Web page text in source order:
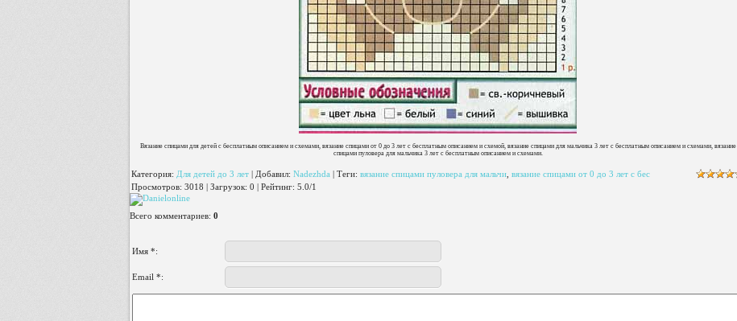
Вязание спицами для детей с бесплатным описанием и схемами, вязание спицами от 0 до 3 лет с бесплатным описанием и схемой, вязание спицами для мальчика 3 лет с бесплатным описанием и схемами, вязание
спицами пуловера для мальчика 3 лет с бесплатным описанием и схемами.
Категория: Для детей до 3 лет | Добавил: Nadezhda | Теги: вязание спицами пуловера для мальчи вязание спицами от 0 до 3 лет с бес
Просмотров: 3018 | Загрузок: 0 | Рейтинг: 5.0/1
Всего комментариев: 0
Имя *:
Email *: